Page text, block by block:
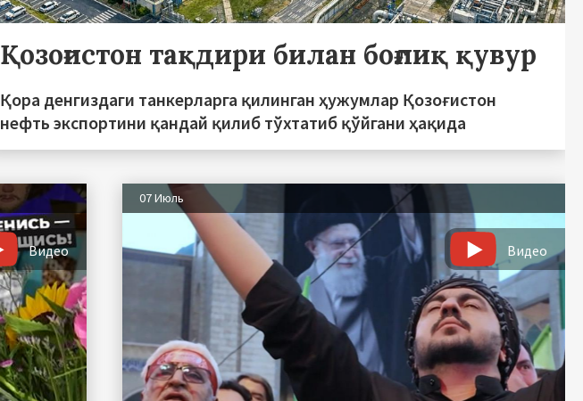
Қозоғистон тақдири билан боғлиқ қувур
Қора денгиздаги танкерларга қилинган ҳужумлар Қозоғистон
нефть экспортини қандай қилиб тўхтатиб қўйгани ҳақида
Видео
07 Июль
Видео